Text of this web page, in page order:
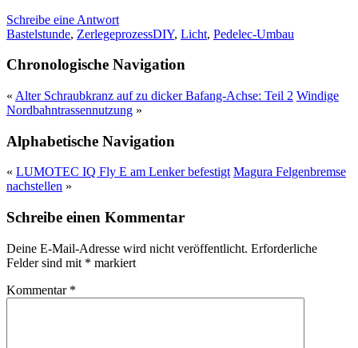
Schreibe eine Antwort
Bastelstunde, ZerlegeprozessDIY, Licht, Pedelec-Umbau
Chronologische Navigation
« Alter Schraubkranz auf zu dicker Bafang-Achse: Teil 2 Windige
Nordbahntrassennutzung »
Alphabetische Navigation
« LUMOTEC IQ Fly E am Lenker befestigt Magura Felgenbremse
nachstellen »
Schreibe einen Kommentar
Deine E-Mail-Adresse wird nicht veröffentlicht. Erforderliche
Felder sind mit * markiert
Kommentar *